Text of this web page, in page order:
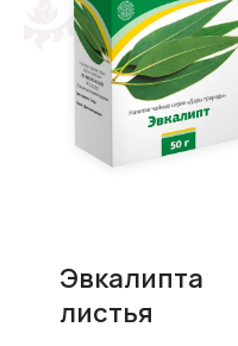
Эвкалипта
листья